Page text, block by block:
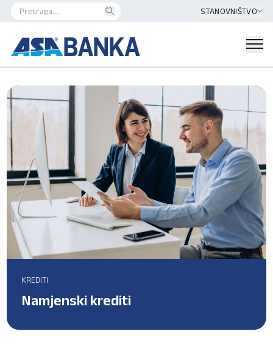
STANOVNIŠTVO
KREDITI
Namjenski krediti